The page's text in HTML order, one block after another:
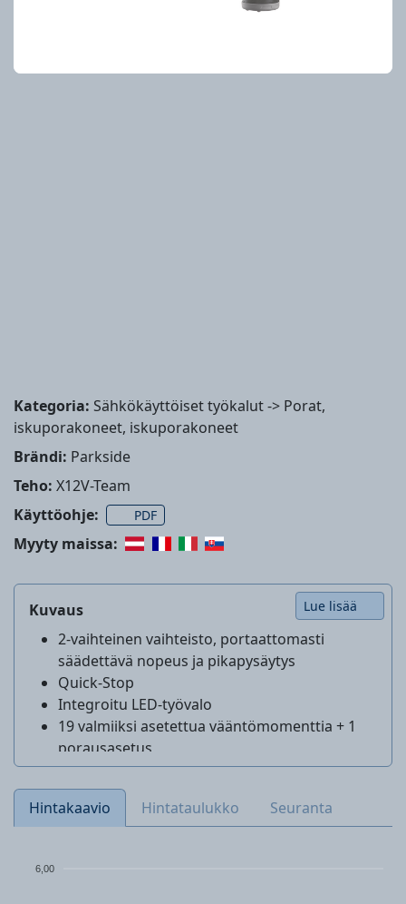
Kategoria: Sähkökäyttöiset työkalut -> Porat,
iskuporakoneet, iskuporakoneet
Brändi: Parkside
Teho: X12V-Team
Käyttöohje:
PDF
Myyty maissa:
Kuvaus
2-vaihteinen vaihteisto, portaattomasti
säädettävä nopeus ja pikapysäytys
Quick-Stop
Integroitu LED-työvalo
19 valmiiksi asetettua vääntömomenttia + 1
porausasetus
AKKU EI SISÄLLY
LATAUSLAITE EI SISÄLLY
Lue lisää
Hintakaavio Hintataulukko Seuranta
6,00